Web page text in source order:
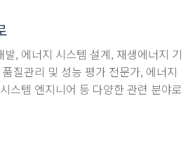
, 에너지 시스템 설계, 재생에너지 기
질관리 및 성능 평가 전문가, 에너지
스템 엔지니어 등 다양한 관련 분야로